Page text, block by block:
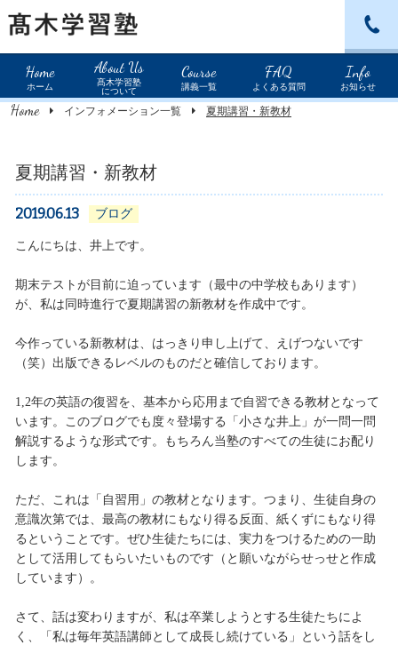
Home
ホーム
About Us
髙木学習塾
について
Course
講義一覧
FAQ
よくある質問
Info
お知らせ
北野田教室：072-234-0589
Home インフォメーション一覧 夏期講習・新教材
夏期講習・新教材
2019.06.13 ブログ
こんにちは、井上です。
期末テストが目前に迫っています（最中の中学校もあります）
が、私は同時進行で夏期講習の新教材を作成中です。
今作っている新教材は、はっきり申し上げて、えげつないです
（笑）出版できるレベルのものだと確信しております。
1,2年の英語の復習を、基本から応用まで自習できる教材となって
います。このブログでも度々登場する「小さな井上」が一問一問
解説するような形式です。もちろん当塾のすべての生徒にお配り
します。
ただ、これは「自習用」の教材となります。つまり、生徒自身の
意識次第では、最高の教材にもなり得る反面、紙くずにもなり得
るということです。ぜひ生徒たちには、実力をつけるための一助
として活用してもらいたいものです（と願いながらせっせと作成
しています）。
さて、話は変わりますが、私は卒業しようとする生徒たちによ
く、「私は毎年英語講師として成長し続けている」という話をし